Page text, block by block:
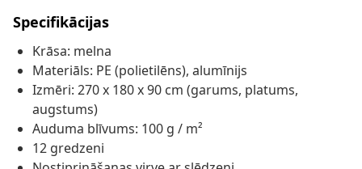
Specifikācijas
Krāsa: melna
Materiāls: PE (polietilēns), alumīnijs
Izmēri: 270 x 180 x 90 cm (garums, platums,
augstums)
Auduma blīvums: 100 g / m²
12 gredzeni